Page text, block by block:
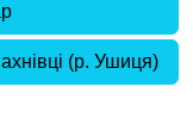
(р. Ушиця)